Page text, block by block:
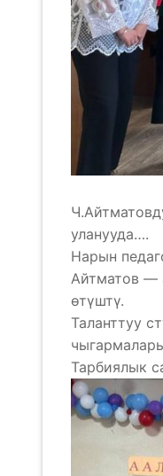
уланууда….
Нарын
Айтматов —
өтүштү.
Таланттуу
Тарбиялык